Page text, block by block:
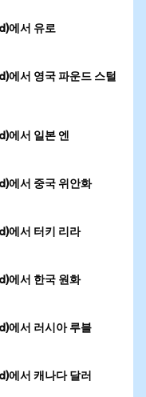
에서 유로
서 영국 파운드 스털
서 일본 엔
서 중국 위안화
서 터키 리라
서 한국 원화
서 러시아 루블
서 캐나다 달러